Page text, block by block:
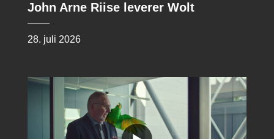
John Arne Riise leverer Wolt
28. juli 2026